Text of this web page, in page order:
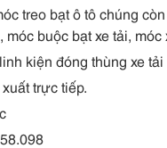
treo bạt ô tô chúng
móc buộc bạt xe tải,
kiện đóng thùng xe tải
trực tiếp.